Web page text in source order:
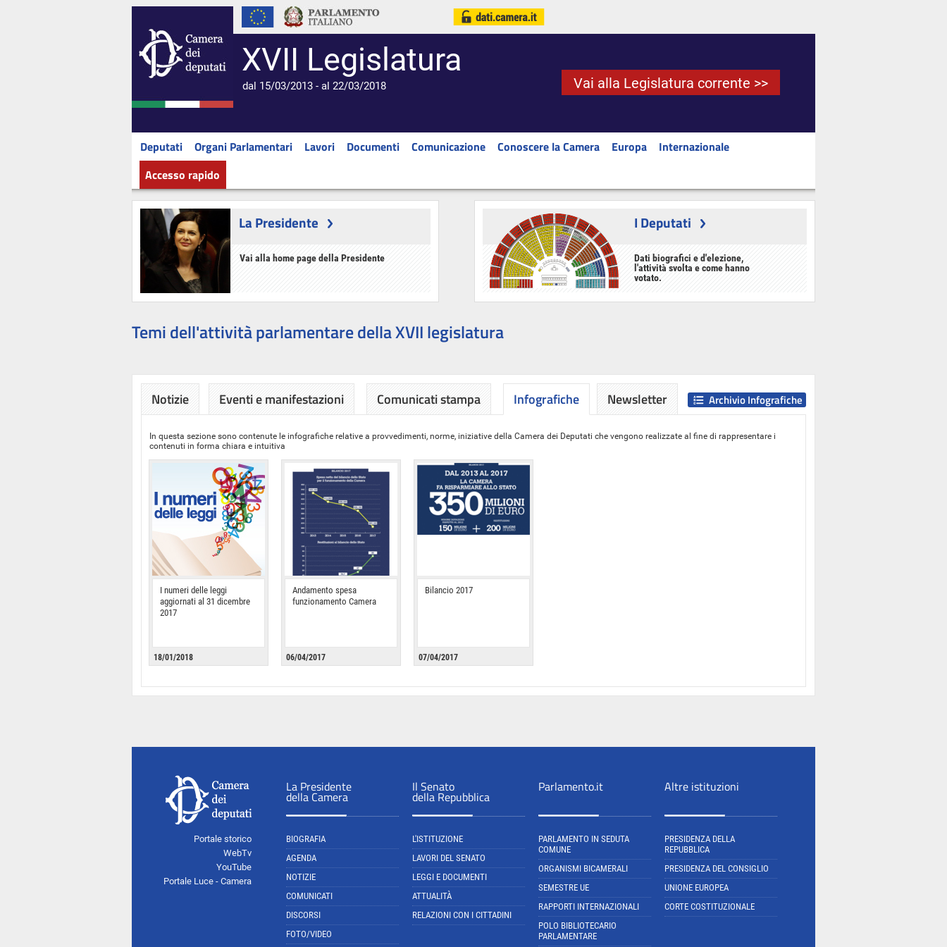
XVII Legislatura
dal 15/03/2013 - al 22/03/2018 Vai alla Legislatura corrente >>
Deputati Organi Parlamentari Lavori Documenti Comunicazione Conoscere la Camera Europa
Internazionale
Accesso rapido
La Presidente
Vai alla home page della Presidente
I Deputati
Dati biografici e d'elezione,
l'attività svolta e come hanno
votato.
Temi dell'attività parlamentare della XVII legislatura
Notizie Eventi e manifestazioni Comunicati stampa Infografiche
In questa sezione sono contenute le infografiche relative a provvedimenti, norme, iniziative della Camera dei Deputati che vengono realizzate al fine di rappresentare i
contenuti in forma chiara e intuitiva
I numeri delle leggi
aggiornati al 31 dicembre
2017
18/01/2018
Andamento spesa
funzionamento Camera
06/04/2017
Bilancio 2017
07/04/2017
Archivio Infografiche
Newsletter
Portale storico
WebTv
YouTube
Portale Luce - Camera
La Presidente
della Camera
BIOGRAFIA
AGENDA
NOTIZIE
COMUNICATI
DISCORSI
FOTO/VIDEO
Il Senato
della Repubblica
L'ISTITUZIONE
LAVORI DEL SENATO
LEGGI E DOCUMENTI
ATTUALITÀ
RELAZIONI CON I CITTADINI
Parlamento.it
PARLAMENTO IN SEDUTA
COMUNE
ORGANISMI BICAMERALI
SEMESTRE UE
RAPPORTI INTERNAZIONALI
POLO BIBLIOTECARIO
PARLAMENTARE
Altre istituzioni
PRESIDENZA DELLA
REPUBBLICA
PRESIDENZA DEL CONSIGLIO
UNIONE EUROPEA
CORTE COSTITUZIONALE